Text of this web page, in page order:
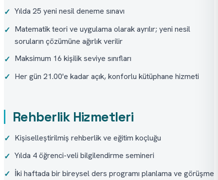
✓ Yılda 25 yeni nesil deneme sınavı
✓ Matematik teori ve uygulama olarak ayrılır; yeni nesil
soruların çözümüne ağırlık verilir
✓ Maksimum 16 kişilik seviye sınıfları
✓ Her gün 21.00'e kadar açık, konforlu kütüphane hizmeti
Rehberlik Hizmetleri
✓ Kişiselleştirilmiş rehberlik ve eğitim koçluğu
✓ Yılda 4 öğrenci-veli bilgilendirme semineri
✓ İki haftada bir bireysel ders programı planlama ve görüşme